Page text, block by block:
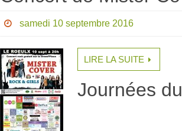
samedi 10 septembre 2016
LIRE LA SUITE
Journées